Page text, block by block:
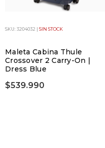
SKU: 3204032 | SIN STOCK
Maleta Cabina Thule
Crossover 2 Carry-On |
Dress Blue
$539.990